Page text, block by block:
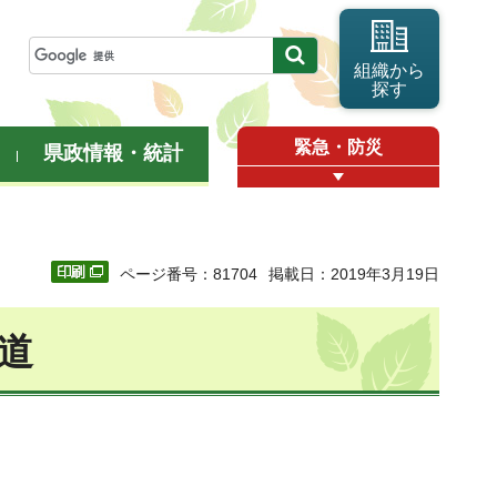
組織から
探す
県政情報・統計 緊急・防災
ページ番号：81704 掲載日：2019年3月19日